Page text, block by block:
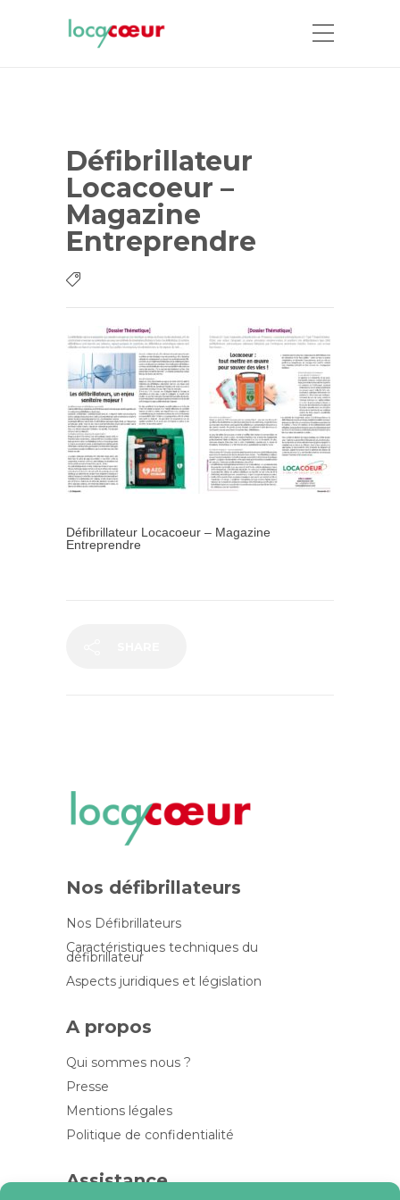
Défibrillateur
Locacoeur –
Magazine
Entreprendre
Défibrillateur Locacoeur – Magazine
Entreprendre
Nos défibrillateurs
Nos Défibrillateurs
Caractéristiques techniques du
défibrillateur
Aspects juridiques et législation
A propos
Qui sommes nous ?
Presse
Mentions légales
Politique de confidentialité
Assistance